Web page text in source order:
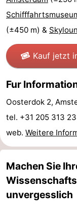
Südholland
Praktisch
Reisebuchshop
Őffentliche
Verkehr
Route
Hauptbahnhof
Eindhoven
Parken
(±450 m) &
Kauf jetzt
Fur
Oosterdok 2,
tel. +31 205 313
web. Weitere
Machen Sie
unvergesslich